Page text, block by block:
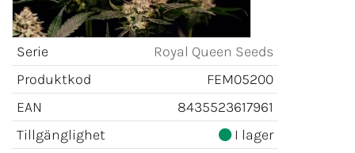
Serie
Royal Queen Seeds
Produktkod
FEM05200
EAN
8435523617961
Tillgänglighet
I lager